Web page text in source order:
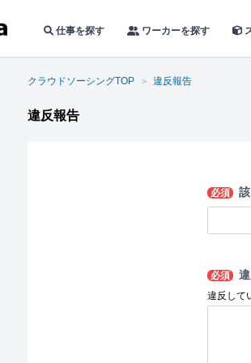
仕事を探す ワーカーを探す
クラウドソーシングTOP 違反報告
違反報告
必須
必須
違反して